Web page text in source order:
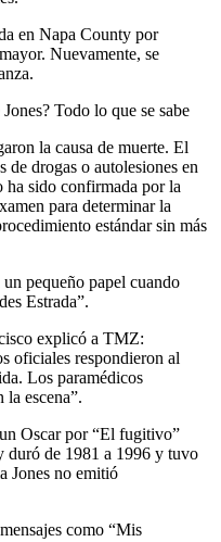
en Napa County por
Nuevamente, se
Todo lo que se sabe
la causa de muerte. El
drogas o autolesiones en
ha sido confirmada por la
para determinar la
estándar sin más
pequeño papel cuando
Estrada”.
explicó a TMZ:
oficiales respondieron al
Los paramédicos
la escena”.
Oscar por “El fugitivo”
duró de 1981 a 1996 y tuvo
Jones no emitió
como “Mis